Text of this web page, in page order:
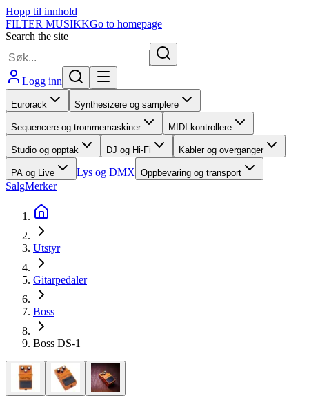
Hopp til innhold
FILTER MUSIKKGo to homepage
Search the site
Logg inn
Eurorack Synthesizere og samplere
Sequencere og trommemaskiner MIDI-kontrollere
Studio og opptak DJ og Hi-Fi Kabler og overganger
PA og Live Lys og DMX Oppbevaring og transport
SalgMerker
Utstyr
Gitarpedaler
Boss
Boss DS-1